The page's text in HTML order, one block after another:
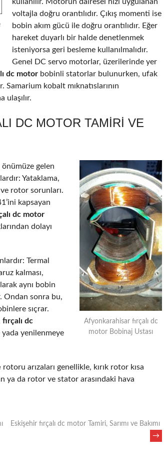
voltajla doğru orantılıdır. Çıkış momenti ise
bobin akım gücü ile doğru orantılıdır. Eğer
hareket duyarlı bir halde denetlenmek
isteniyorsa geri besleme kullanılmalıdır.
Genel DC servo motorlar, üzerilerinde yer
dc motor bobinli statorlar bulunurken, ufak
kobalt mıknatıslarının
ulaşılır.
DC MOTOR TAMIRI VE
Afyonkarahisar fırçalı dc
motor Bobinaj Ustası
önümüze gelen
Yataklama,
rotor sorunları.
kapsayan
dc motor
dolayı
Termal
kalması,
aynı bobin
Ondan sonra bu,
sıçrar.
fırçalı dc
yenilenmeye
rotoru arızaları genellikle, kırık rotor kısa
ya da rotor ve stator arasındaki hava
Eskişehir fırçalı dc motor Tamiri, Sarımı ve Bakımı
→